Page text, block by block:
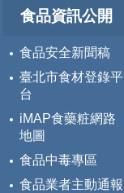
食品資訊公開
食品安全新聞稿
臺北市食材登錄平
台
iMAP食藥粧網路
地圖
食品中毒專區
食品業者主動通報